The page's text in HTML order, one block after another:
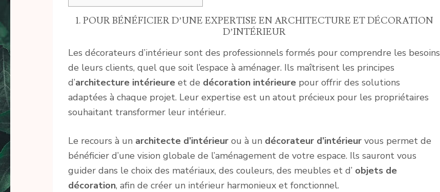
1. POUR BÉNÉFICIER D’UNE EXPERTISE EN ARCHITECTURE ET DÉCORATION
D’INTÉRIEUR
Les décorateurs d’intérieur sont des professionnels formés pour comprendre les besoins
de leurs clients, quel que soit l’espace à aménager. Ils maîtrisent les principes
d’architecture intérieure et de décoration intérieure pour offrir des solutions
adaptées à chaque projet. Leur expertise est un atout précieux pour les propriétaires
souhaitant transformer leur intérieur.
Le recours à un architecte d’intérieur ou à un décorateur d’intérieur vous permet de
bénéficier d’une vision globale de l’aménagement de votre espace. Ils sauront vous
guider dans le choix des matériaux, des couleurs, des meubles et d’ objets de
décoration, afin de créer un intérieur harmonieux et fonctionnel.